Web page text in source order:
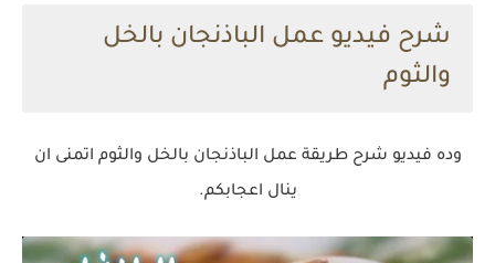
شرح فيديو عمل الباذنجان بالخل
والثوم
وده فيديو شرح طريقة عمل الباذنجان بالخل والثوم اتمنى ان
ينال اعجابكم.